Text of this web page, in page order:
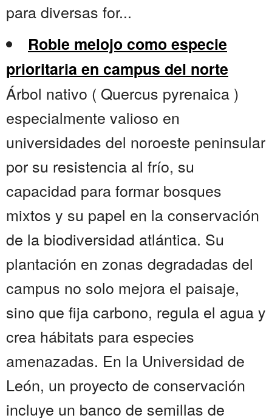
para diversas for...
Roble melojo como especie
prioritaria en campus del norte
Árbol nativo ( Quercus pyrenaica )
especialmente valioso en
universidades del noroeste peninsular
por su resistencia al frío, su
capacidad para formar bosques
mixtos y su papel en la conservación
de la biodiversidad atlántica. Su
plantación en zonas degradadas del
campus no solo mejora el paisaje,
sino que fija carbono, regula el agua y
crea hábitats para especies
amenazadas. En la Universidad de
León, un proyecto de conservación
incluye un banco de semillas de